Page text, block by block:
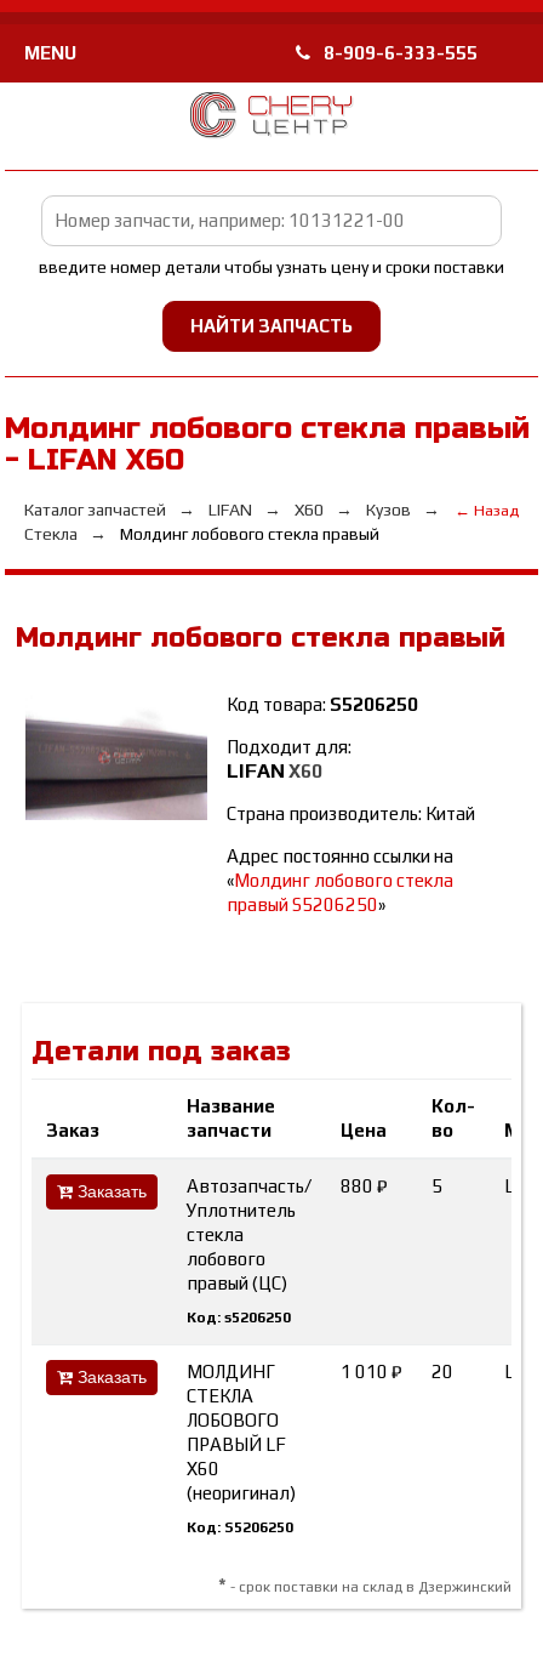
MENU 8-909-6-333-555
введите номер детали чтобы узнать цену и сроки поставки
Молдинг лобового стекла правый
- LIFAN Х60
Каталог запчастей LIFAN Х60
Кузов
Стекла
Молдинг лобового стекла правый
← Назад
Молдинг лобового стекла правый
Код товара: S5206250
Подходит для:
LIFAN Х60
Страна производитель: Китай
Адрес постоянно ссылки на
«Молдинг лобового стекла
правый S5206250»
Детали под заказ
Заказ
Название
запчасти
Цена
Кол-
во
Заказать
Автозапчасть/
Уплотнитель
стекла
лобового
правый (ЦС)
Код: s5206250
880 ₽ 5
Заказать
МОЛДИНГ
СТЕКЛА
ЛОБОВОГО
ПРАВЫЙ LF
X60
(неоригинал)
Код: S5206250
1 010 ₽ 20
* - срок поставки на склад в Дзержинский